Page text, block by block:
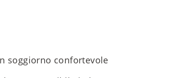
soggiorno confortevole